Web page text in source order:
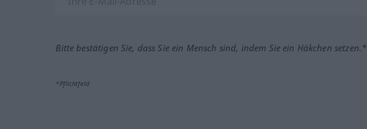
Bitte bestätigen Sie, dass Sie ein Mensch sind, indem Sie ein Häkchen setzen.*
*Pflichtfeld